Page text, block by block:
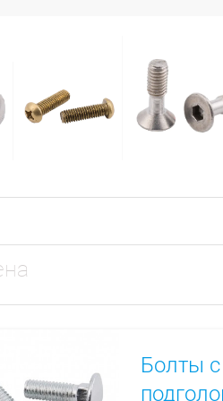
Болты